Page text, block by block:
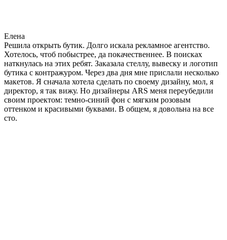
Елена
Решила открыть бутик. Долго искала рекламное агентство.
Хотелось, чтоб побыстрее, да покачественнее. В поисках
наткнулась на этих ребят. Заказала стеллу, вывеску и логотип
бутика с контражуром. Через два дня мне прислали несколько
макетов. Я сначала хотела сделать по своему дизайну, мол, я
директор, я так вижу. Но дизайнеры ARS меня переубедили
своим проектом: темно-синий фон с мягким розовым
оттенком и красивыми буквами. В общем, я довольна на все
сто.